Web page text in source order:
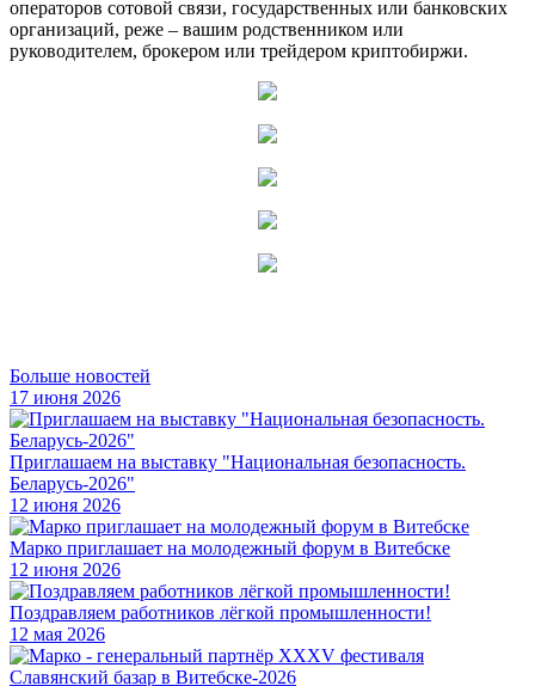
операторов сотовой связи, государственных или банковских
организаций, реже – вашим родственником или
руководителем, брокером или трейдером криптобиржи.
Больше новостей
17 июня 2026
Приглашаем на выставку "Национальная безопасность.
Беларусь-2026"
12 июня 2026
Марко приглашает на молодежный форум в Витебске
12 июня 2026
Поздравляем работников лёгкой промышленности!
12 мая 2026